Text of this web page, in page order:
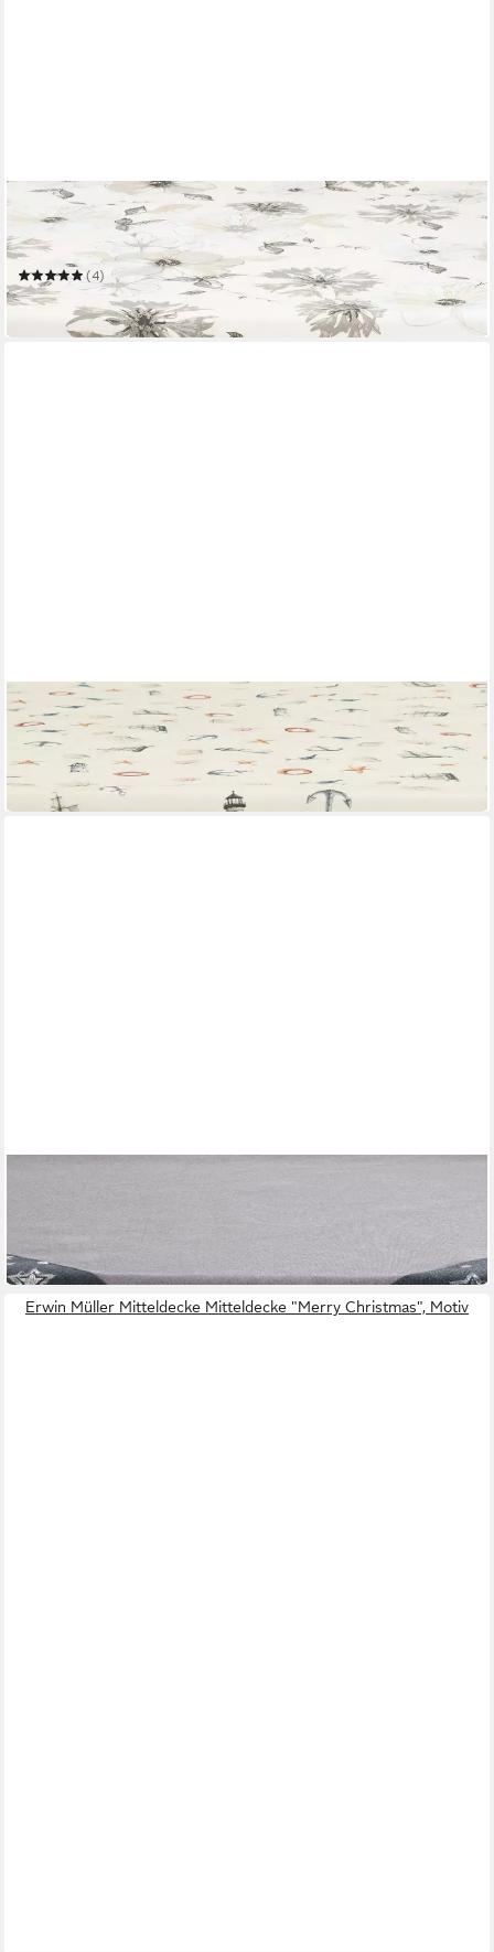
ERWIN MÜLLER
Mitteldecke Mitteldecke
Mehrere Größen
(4)
ab 23,95 €
in 2-3 Werktagen bei dir
ERWIN MÜLLER
Mitteldecke Mitteldecke
Mehrere Größen
ab 21,95 €
in 2-3 Werktagen bei dir
Mehrere Größen
ab 23,95 €
in 2-3 Werktagen bei dir
Erwin Müller Mitteldecke Mitteldecke "Merry Christmas", Motiv